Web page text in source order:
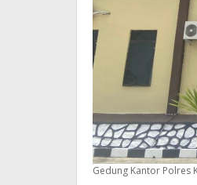
Gedung Kantor Polres